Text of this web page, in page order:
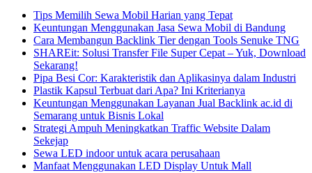
Tips Memilih Sewa Mobil Harian yang Tepat
Keuntungan Menggunakan Jasa Sewa Mobil di Bandung
Cara Membangun Backlink Tier dengan Tools Senuke TNG
SHAREit: Solusi Transfer File Super Cepat – Yuk, Download
Sekarang!
Pipa Besi Cor: Karakteristik dan Aplikasinya dalam Industri
Plastik Kapsul Terbuat dari Apa? Ini Kriterianya
Keuntungan Menggunakan Layanan Jual Backlink ac.id di
Semarang untuk Bisnis Lokal
Strategi Ampuh Meningkatkan Traffic Website Dalam
Sekejap
Sewa LED indoor untuk acara perusahaan
Manfaat Menggunakan LED Display Untuk Mall